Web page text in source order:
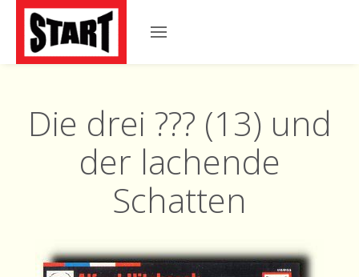
Die drei ??? (13) und
der lachende
Schatten